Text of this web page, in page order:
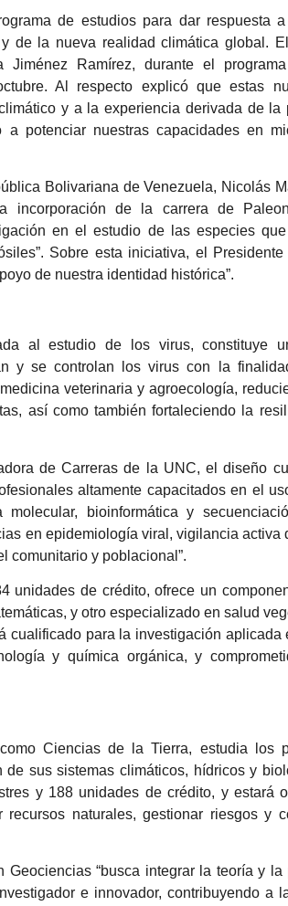
de estudios para dar respuesta
de la nueva realidad climática global.
Ramírez, durante el programa
Al respecto explicó que estas
y a la experiencia derivada de la
a potenciar nuestras capacidades en
Bolivariana de Venezuela, Nicolás
incorporación de la carrera de
en el estudio de las especies
Sobre esta iniciativa, el Presidente
de nuestra identidad histórica”.
al estudio de los virus, constituye
y se controlan los virus con la
veterinaria y agroecología,
así como también fortaleciendo la
de Carreras de la UNC, el diseño
altamente capacitados en el
bioinformática y
en epidemiología viral, vigilancia activa
comunitario y poblacional”.
unidades de crédito, ofrece un
y otro especializado en salud
cualificado para la investigación aplicada
y química orgánica, y
Ciencias de la Tierra, estudia los
sus sistemas climáticos, hídricos y
y 188 unidades de crédito, y estará
naturales, gestionar riesgos y
“busca integrar la teoría y la
e innovador, contribuyendo a